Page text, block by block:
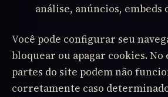
análise, anúncios, embeds
Você pode configurar seu
bloquear ou apagar cookies.
partes do site podem não
corretamente caso